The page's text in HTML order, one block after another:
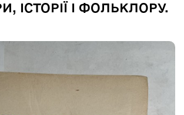
ІСТОРІЇ І ФОЛЬКЛОРУ.